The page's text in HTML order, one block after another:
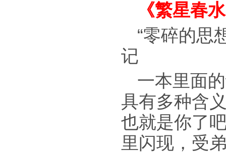
《繁星春
“零碎的思
记
一本里面
具有多种含
也就是你了
里闪现，受